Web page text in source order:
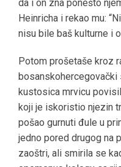
da i on zna ponešto
Heinricha i rekao mu:
nisu bile baš kulturne i
Potom prošetaše kroz
bosanskohercegovački
kustosica mrvicu
koji je iskoristio njezin
pošao gurnuti đule u
jedno pored drugog na
zaoštri, ali smirila se